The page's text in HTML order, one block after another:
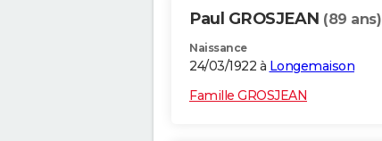
Paul GROSJEAN (89 ans)
Naissance
24/03/1922 à Longemaison
Famille GROSJEAN